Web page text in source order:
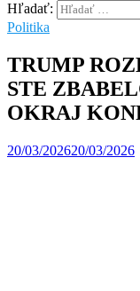
Hľadať:
Politika
TRUMP
STE
OKRAJ
20/03/202620/03/2026